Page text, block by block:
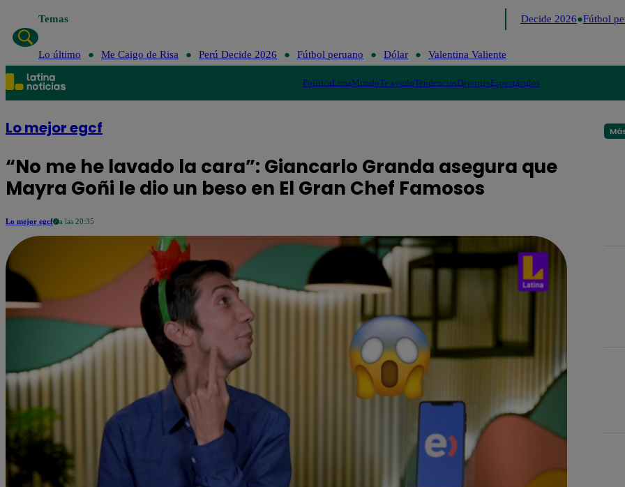
Temas Perú Decide 2026 Fútbol
Lo último Me Caigo de Risa Perú Decide 2026 Fútbol peruano Dólar Valentina Valiente
PolíticaLimaMundoTe ayudoTendenciasDeportesEspectáculos
Lo mejor egcf
“No me he lavado la cara”: Giancarlo Granda asegura que
Mayra Goñi le dio un beso en El Gran Chef Famosos
Lo mejor egcf a las 20:35